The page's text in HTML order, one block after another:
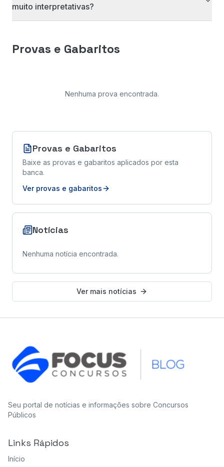
muito interpretativas?
Provas e Gabaritos
Nenhuma prova encontrada.
Provas e Gabaritos
Baixe as provas e gabaritos aplicados por esta
banca.
Ver provas e gabaritos
Notícias
Nenhuma notícia encontrada.
Ver mais notícias
Seu portal de notícias e informações sobre Concursos
Públicos
Links Rápidos
Início